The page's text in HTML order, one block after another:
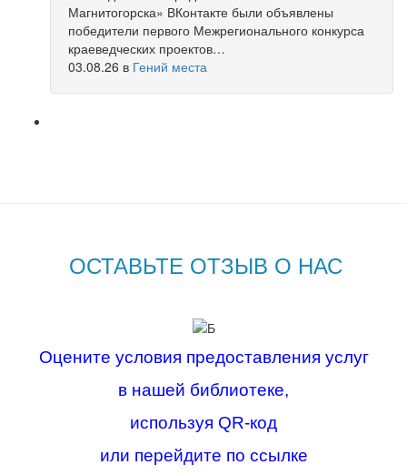
Магнитогорска» ВКонтакте были объявлены
победители первого Межрегионального конкурса
краеведческих проектов…
03.08.26 в Гений места
ОСТАВЬТЕ ОТЗЫВ О НАС
Оцените условия предоставления услуг
в нашей библиотеке,
используя QR-код
или перейдите по ссылке